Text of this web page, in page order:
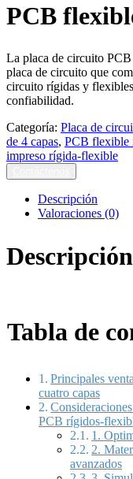
PCB
La placa de circuito
placa de circuito que
circuito rígidas y
confiabilidad.
Categoría: Placa de
de 4 capas, PCB flexible
impreso rígida-flexible
Descripción
Valoraciones (0)
Descripción
Tabla de
Principales
cuatro capas
PCB rígidos-
1.
2.
avanzados